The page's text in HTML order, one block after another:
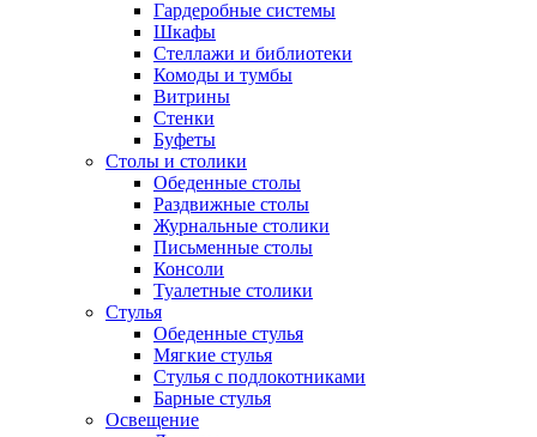
Гардеробные системы
Шкафы
Стеллажи и библиотеки
Комоды и тумбы
Витрины
Стенки
Буфеты
Столы и столики
Обеденные столы
Раздвижные столы
Журнальные столики
Письменные столы
Консоли
Туалетные столики
Стулья
Обеденные стулья
Мягкие стулья
Стулья с подлокотниками
Барные стулья
Освещение